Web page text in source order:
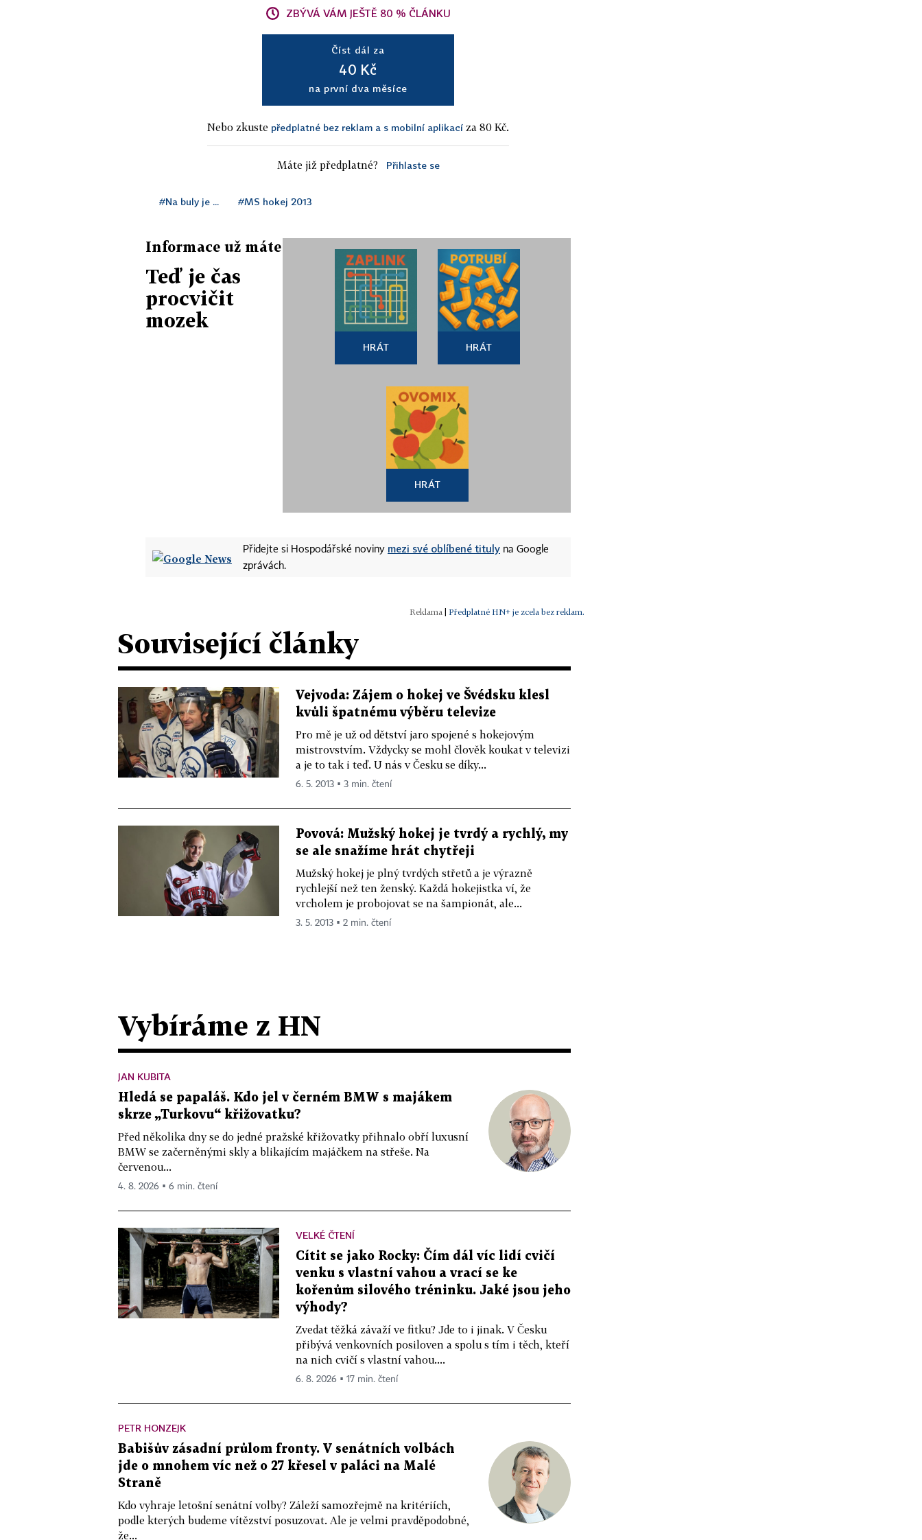
ZBÝVÁ VÁM JEŠTĚ 80 % ČLÁNKU
Číst dál za
40 Kč
na první dva měsíce
Nebo zkuste předplatné bez reklam a s mobilní aplikací za 80 Kč.
Máte již předplatné? Přihlaste se
#Na buly je ... #MS hokej 2013
Informace už máte
Teď je čas
procvičit
mozek
HRÁT HRÁT
HRÁT
Přidejte si Hospodářské noviny mezi své oblíbené tituly na Google
zprávách.
| Předplatné HN+ je zcela bez reklam.
Související články
Vejvoda: Zájem o hokej ve Švédsku klesl
kvůli špatnému výběru televize
Pro mě je už od dětství jaro spojené s hokejovým
mistrovstvím. Vždycky se mohl člověk koukat v televizi
a je to tak i teď. U nás v Česku se díky...
6. 5. 2013 ▪ 3 min. čtení
Povová: Mužský hokej je tvrdý a rychlý, my
se ale snažíme hrát chytřeji
Mužský hokej je plný tvrdých střetů a je výrazně
rychlejší než ten ženský. Každá hokejistka ví, že
vrcholem je probojovat se na šampionát, ale...
3. 5. 2013 ▪ 2 min. čtení
Vybíráme z HN
JAN KUBITA
Hledá se papaláš. Kdo jel v černém BMW s majákem
skrze „Turkovu“ křižovatku?
Před několika dny se do jedné pražské křižovatky přihnalo obří luxusní
BMW se začerněnými skly a blikajícím majáčkem na střeše. Na
červenou...
4. 8. 2026 ▪ 6 min. čtení
VELKÉ ČTENÍ
Cítit se jako Rocky: Čím dál víc lidí cvičí
venku s vlastní vahou a vrací se ke
kořenům silového tréninku. Jaké jsou jeho
výhody?
Zvedat těžká závaží ve fitku? Jde to i jinak. V Česku
přibývá venkovních posiloven a spolu s tím i těch, kteří
na nich cvičí s vlastní vahou....
6. 8. 2026 ▪ 17 min. čtení
PETR HONZEJK
Babišův zásadní průlom fronty. V senátních volbách
jde o mnohem víc než o 27 křesel v paláci na Malé
Straně
Kdo vyhraje letošní senátní volby? Záleží samozřejmě na kritériích,
podle kterých budeme vítězství posuzovat. Ale je velmi pravděpodobné,
že...